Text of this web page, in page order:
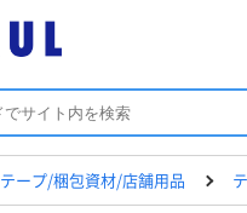
テープ/梱包資材/店舗用品